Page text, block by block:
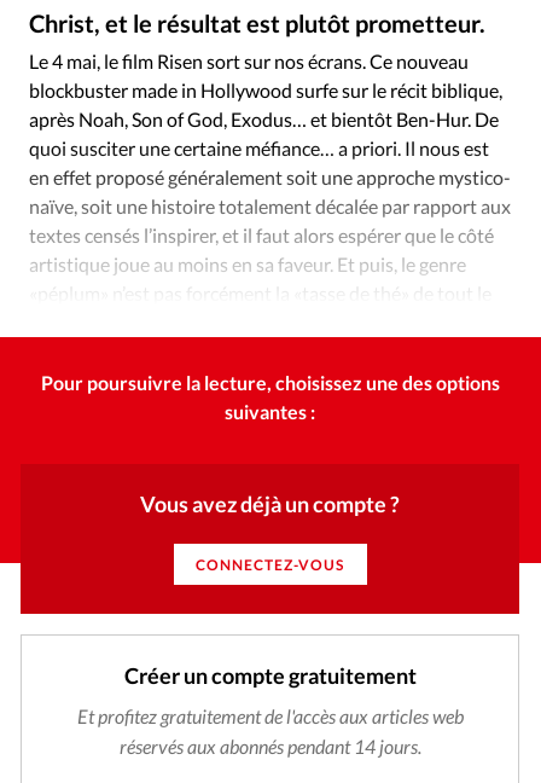
Se connecter
Édition: Internationale
Devise: CHF
RUBRIQUES
Tous les articles
Actualité chrétienne
Actualité internationale
Chronique
Culture
Dossier
Génération réveil
Publireportage
Relations Aujourd'hui
Christ, et le résultat est plutôt prometteur.
©Alliance Presse
Le 4 mai, le film Risen sort sur nos écrans. Ce nouveau
blockbuster made in Hollywood surfe sur le récit biblique,
après Noah, Son of God, Exodus… et bientôt Ben-Hur. De
quoi susciter une certaine méfiance… a priori. Il nous est
en effet proposé généralement soit une approche mystico-
naïve, soit une histoire totalement décalée par rapport aux
textes censés l’inspirer, et il faut alors espérer que le côté
artistique joue au moins en sa faveur. Et puis, le genre
«péplum» n’est pas forcément la «tasse de thé» de tout le
Pour poursuivre la lecture, choisissez une des options
suivantes :
Vous avez déjà un compte ?
CONNECTEZ-VOUS
Créer un compte gratuitement
Et profitez gratuitement de l'accès aux articles web
réservés aux abonnés pendant 14 jours.